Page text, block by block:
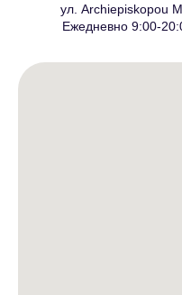
ул. Archiepiskopou
Ежедневно 9:00-